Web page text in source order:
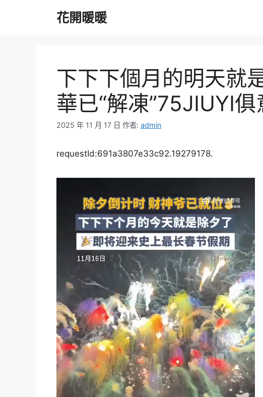
花開暖暖
下下下個月的明天就
華已“解凍”75JIUYI
2025 年 11 月 17 日 作者: admin
requestId:691a3807e33c92.19279178.